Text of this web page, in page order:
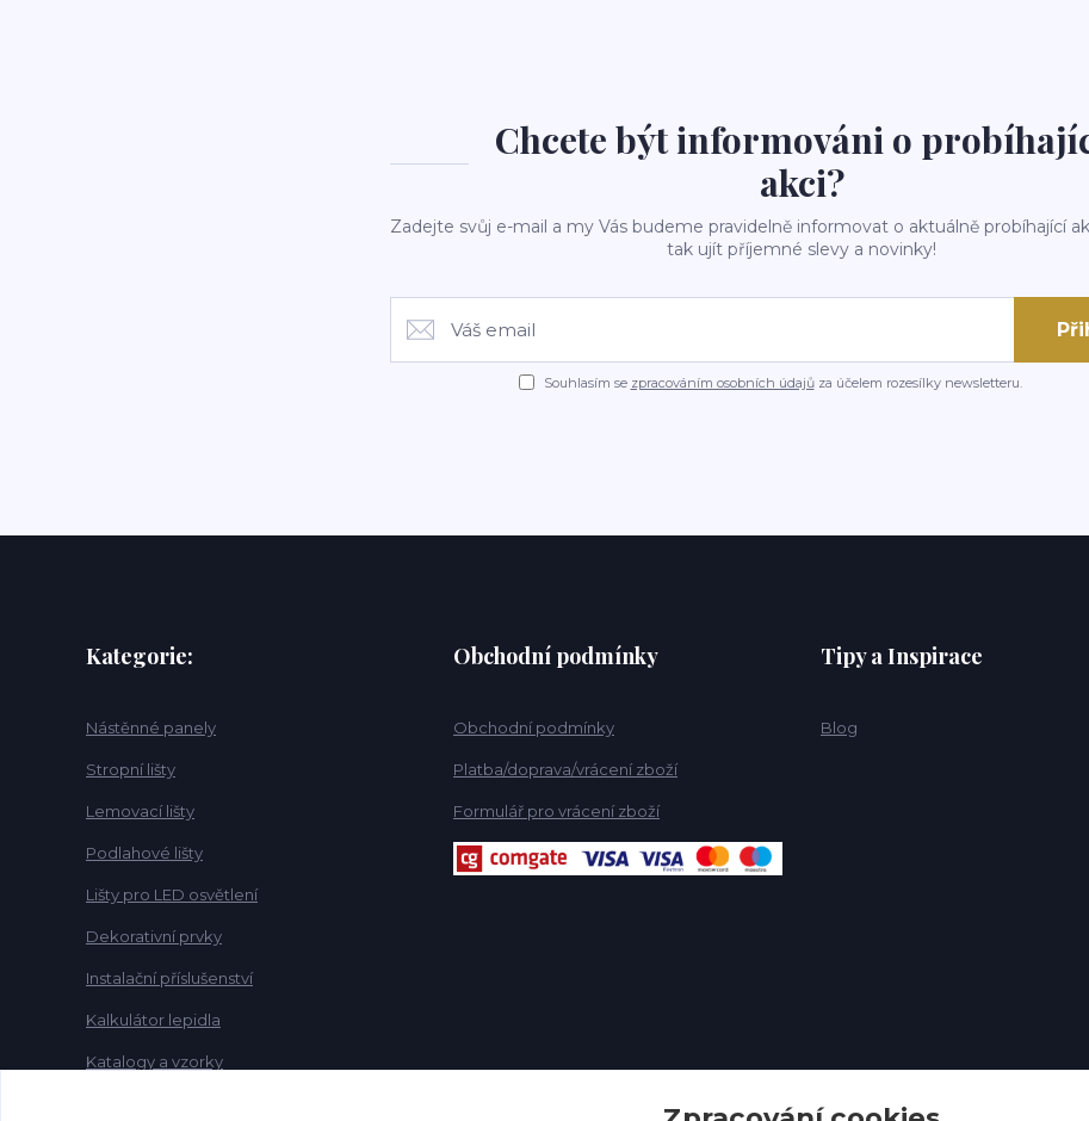
Chcete být informováni o
akci?
Zadejte svůj e-mail a my Vás budeme pravidelně informovat o aktuálně probíhající
tak ujít příjemné slevy a novinky!
Souhlasím se zpracováním osobních údajůza účelem rozesílky newsletteru.
Kategorie:
Nástěnné panely
Stropní lišty
Lemovací lišty
Podlahové lišty
Lišty pro LED osvětlení
Dekorativní prvky
Instalační příslušenství
Kalkulátor lepidla
Katalogy a vzorky
Obchodní podmínky
Obchodní podmínky
Platba/doprava/vrácení zboží
Formulář pro vrácení zboží
Tipy a Inspirace
Blog